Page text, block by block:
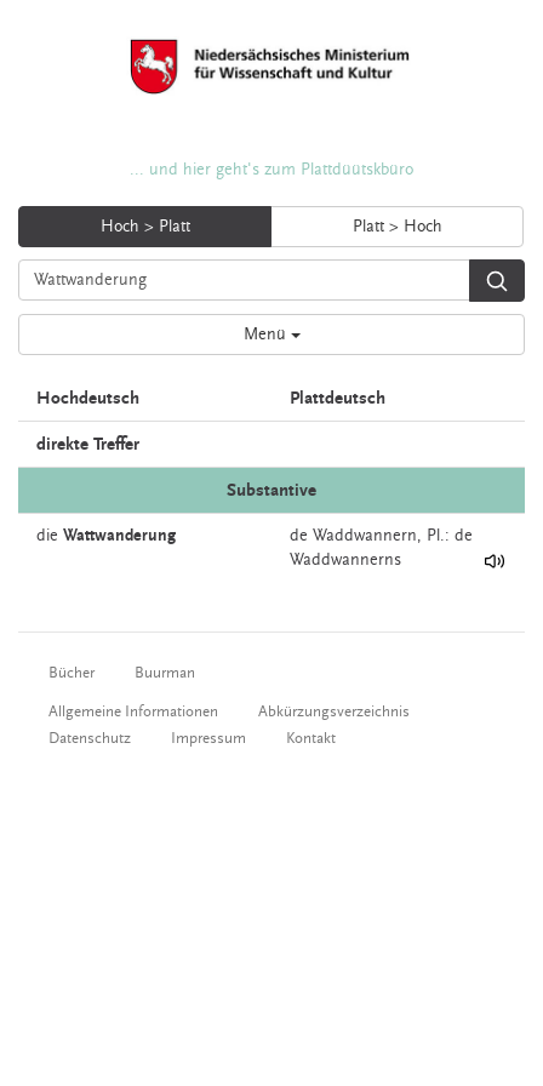
... und hier geht's zum Plattdüütskbüro
Hoch > Platt Platt > Hoch
Menü
Hochdeutsch Plattdeutsch
direkte Treffer
Substantive
die Wattwanderung de Waddwannern, Pl.: de
Waddwannerns
Bücher Buurman
Allgemeine Informationen
Abkürzungsverzeichnis
Datenschutz
Impressum Kontakt